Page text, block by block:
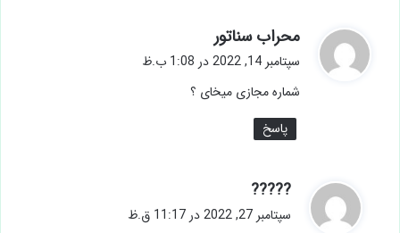
محراب سناتور
ف
:
سپتامبر 14, 2022 در 1:08 ب.ظ
شماره مجازی میخای ؟
پاسخ
?????
ف سپتامبر 27, 2022 در 11:17 ق.ظ